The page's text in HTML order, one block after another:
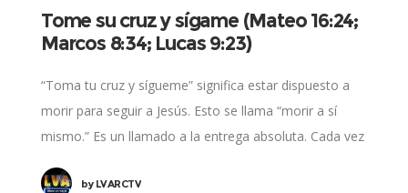
Tome su cruz y sígame (Mateo 16:24;
Marcos 8:34; Lucas 9:23)
“Toma tu cruz y sígueme” significa estar dispuesto a
morir para seguir a Jesús. Esto se llama “morir a sí
mismo.” Es un llamado a la entrega absoluta. Cada vez
byLVARCTV